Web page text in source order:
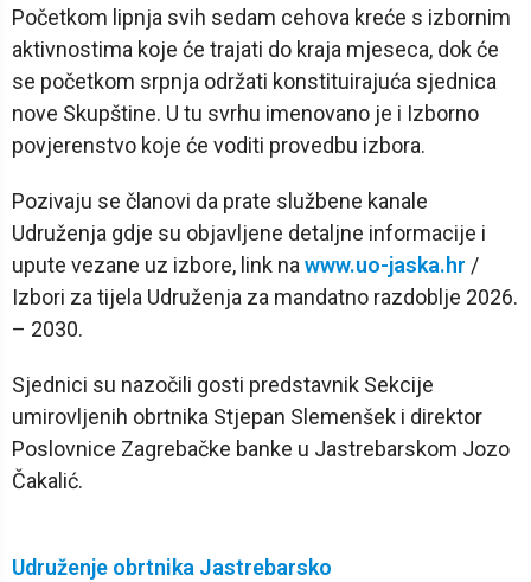
Početkom lipnja svih sedam cehova kreće s izbornim
aktivnostima koje će trajati do kraja mjeseca, dok će
se početkom srpnja održati konstituirajuća sjednica
nove Skupštine. U tu svrhu imenovano je i Izborno
povjerenstvo koje će voditi provedbu izbora.
Pozivaju se članovi da prate službene kanale
Udruženja gdje su objavljene detaljne informacije i
upute vezane uz izbore, link nawww.uo-jaska.hr /
Izbori za tijela Udruženja za mandatno razdoblje 2026.
– 2030.
Sjednici su nazočili gosti predstavnik Sekcije
umirovljenih obrtnika Stjepan Slemenšek i direktor
Poslovnice Zagrebačke banke u Jastrebarskom Jozo
Čakalić.
Udruženje obrtnika Jastrebarsko